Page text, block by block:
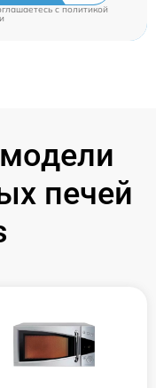
c политикой
печей